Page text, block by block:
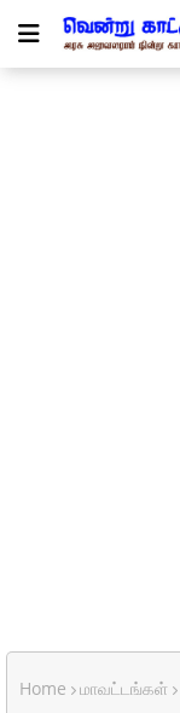
Home மாவட்டங்கள்